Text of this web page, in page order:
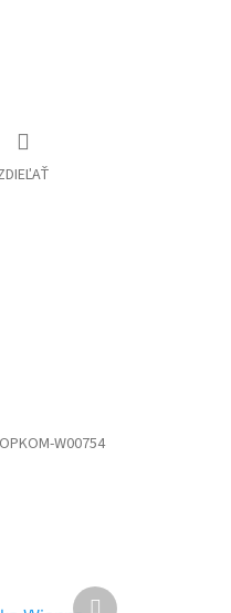
W00754
Ďalší